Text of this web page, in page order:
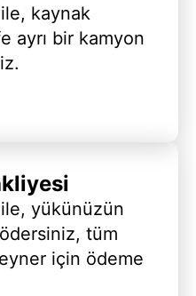
kaynak
ayrı bir kamyon
yükünüzün
tüm
için ödeme